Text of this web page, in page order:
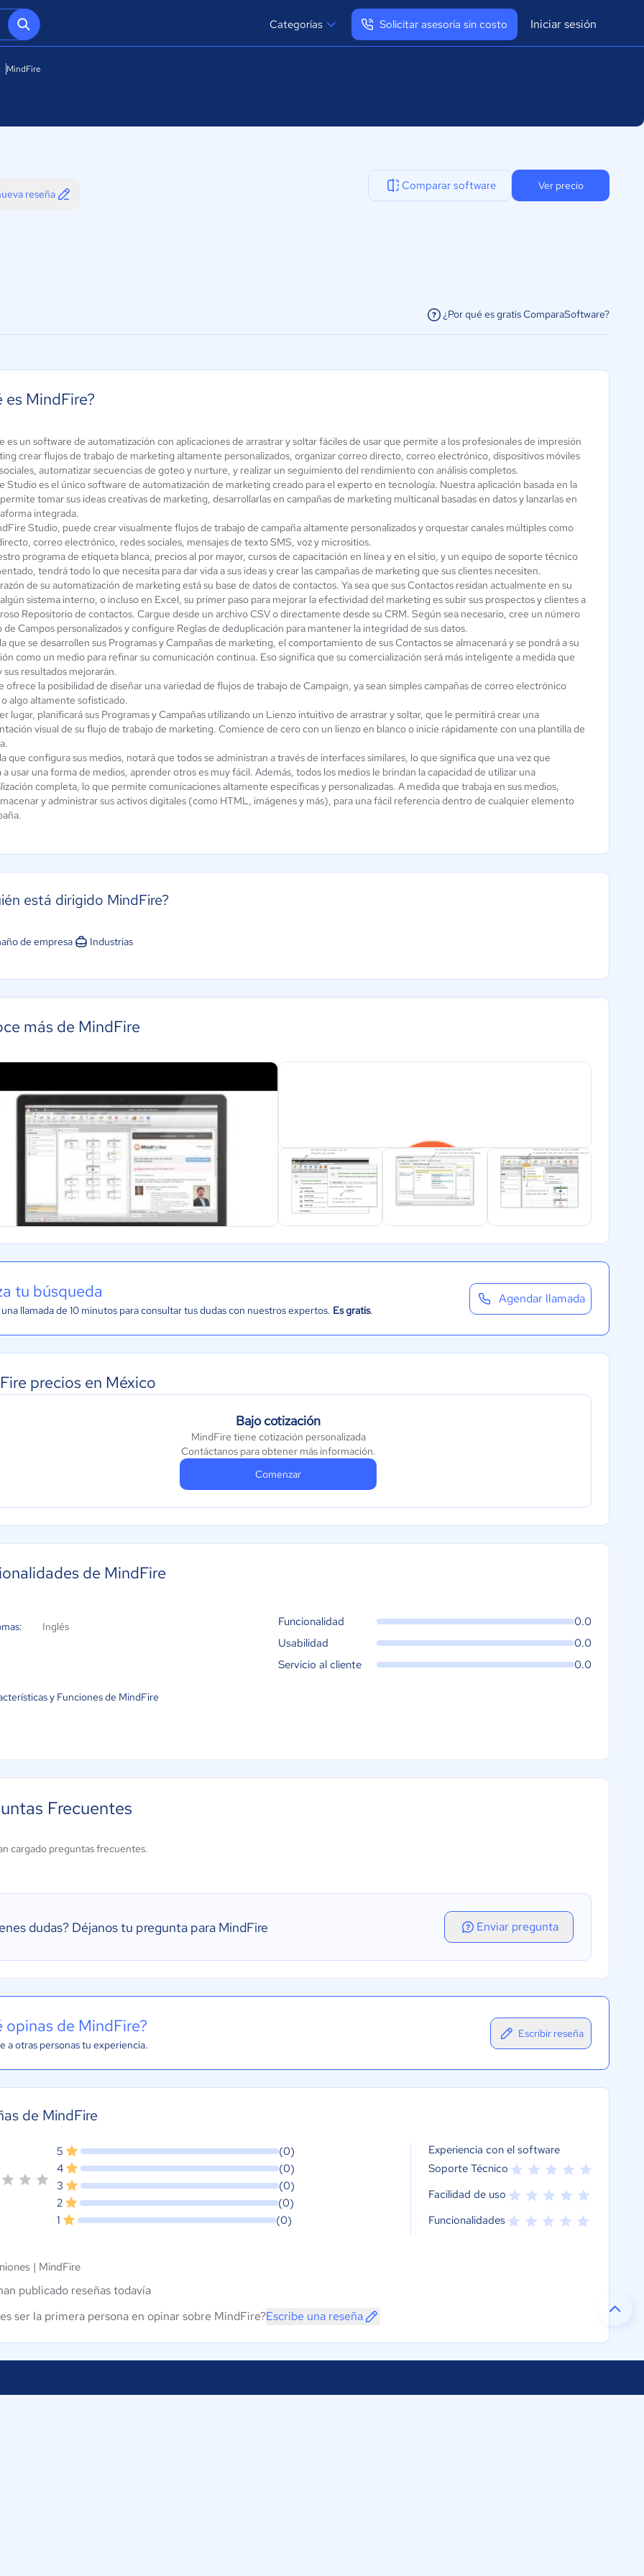
Categorías Solicitar asesoría sin costo Iniciar sesión
MindFire
reseña
Comparar software Ver precio
¿Por qué es gratis ComparaSoftware?
CRM
sin
FLOWww
Marketing
0 / 5
Hype Auditor
5 / 5
es MindFire?
es un software de automatización con aplicaciones de arrastrar y soltar fáciles de usar que permite a los profesionales de impresión
crear flujos de trabajo de marketing altamente personalizados, organizar correo directo, correo electrónico, dispositivos móviles
automatizar secuencias de goteo y nurture, y realizar un seguimiento del rendimiento con análisis completos.
Studio es el único software de automatización de marketing creado para el experto en tecnología. Nuestra aplicación basada en la
tomar sus ideas creativas de marketing, desarrollarlas en campañas de marketing multicanal basadas en datos y lanzarlas en
integrada.
Studio, puede crear visualmente flujos de trabajo de campaña altamente personalizados y orquestar canales múltiples como
correo electrónico, redes sociales, mensajes de texto SMS, voz y micrositios.
programa de etiqueta blanca, precios al por mayor, cursos de capacitación en línea y en el sitio, y un equipo de soporte técnico
tendrá todo lo que necesita para dar vida a sus ideas y crear las campañas de marketing que sus clientes necesiten.
de su automatización de marketing está su base de datos de contactos. Ya sea que sus Contactos residan actualmente en su
sistema interno, o incluso en Excel, su primer paso para mejorar la efectividad del marketing es subir sus prospectos y clientes a
Repositorio de contactos. Cargue desde un archivo CSV o directamente desde su CRM. Según sea necesario, cree un número
de Campos personalizados y configure Reglas de deduplicación para mantener la integridad de sus datos.
que se desarrollen sus Programas y Campañas de marketing, el comportamiento de sus Contactos se almacenará y se pondrá a su
como un medio para refinar su comunicación continua. Eso significa que su comercialización será más inteligente a medida que
sus resultados mejorarán.
ofrece la posibilidad de diseñar una variedad de flujos de trabajo de Campaign, ya sean simples campañas de correo electrónico
algo altamente sofisticado.
lugar, planificará sus Programas y Campañas utilizando un Lienzo intuitivo de arrastrar y soltar, que le permitirá crear una
visual de su flujo de trabajo de marketing. Comience de cero con un lienzo en blanco o inicie rápidamente con una plantilla de
que configura sus medios, notará que todos se administran a través de interfaces similares, lo que significa que una vez que
a usar una forma de medios, aprender otros es muy fácil. Además, todos los medios le brindan la capacidad de utilizar una
completa, lo que permite comunicaciones altamente específicas y personalizadas. A medida que trabaja en sus medios,
y administrar sus activos digitales (como HTML, imágenes y más), para una fácil referencia dentro de cualquier elemento
está dirigido MindFire?
de empresa Industrias
más de MindFire
tu búsqueda
llamada de 10 minutos para consultar tus dudas con nuestros expertos. Es gratis.
Agendar llamada
precios en México
Bajo cotización
MindFire tiene cotización personalizada
Contáctanos para obtener más información.
Comenzar
de MindFire
Inglés Funcionalidad
0.0
Usabilidad
0.0
Servicio al cliente
0.0
y Funciones de MindFire
Frecuentes
cargado preguntas frecuentes.
dudas? Déjanos tu pregunta para MindFire Enviar pregunta
opinas de MindFire?
a otras personas tu experiencia.
Escribir reseña
de MindFire
5
(0)
4
(0)
3
(0)
2
(0)
1
(0)
Experiencia con el software
Soporte Técnico
Facilidad de uso
Funcionalidades
| MindFire
publicado reseñas todavía
ser la primera persona en opinar sobre MindFire?Escribe una reseña